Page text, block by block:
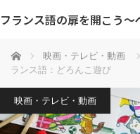
フランス語の扉を開こう～
ホーム 映画・テレビ・動画
ランス語：どろんこ遊び
映画・テレビ・動画